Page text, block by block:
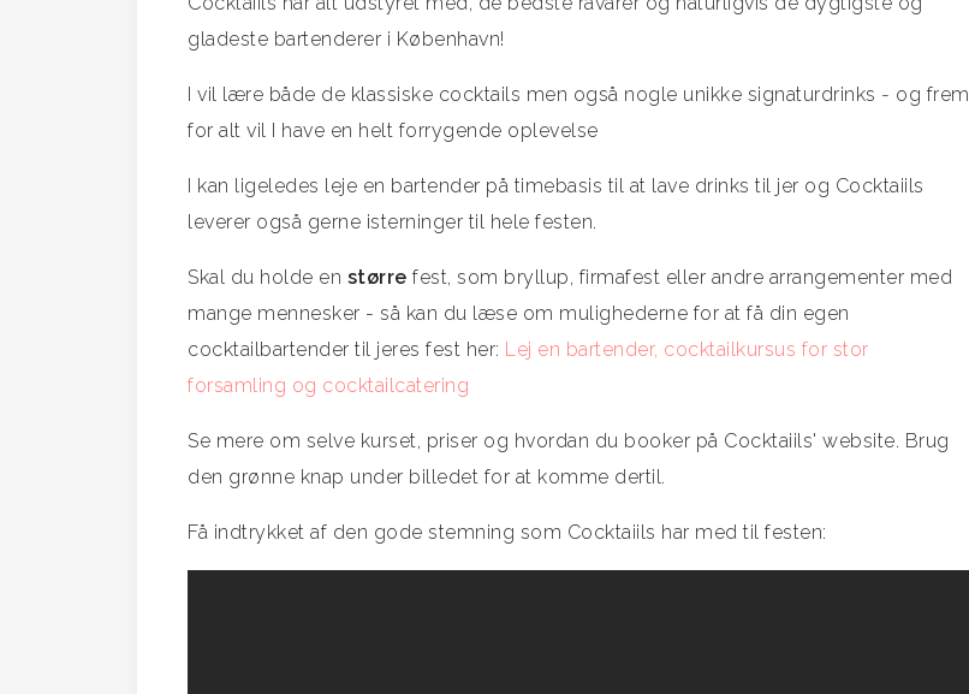
gladeste bartenderer i København!
I vil lære både de klassiske cocktails men også nogle unikke signaturdrinks - og frem
for alt vil I have en helt forrygende oplevelse
I kan ligeledes leje en bartender på timebasis til at lave drinks til jer og Cocktaiils
leverer også gerne isterninger til hele festen.
Skal du holde en større fest, som bryllup, firmafest eller andre arrangementer med
mange mennesker - så kan du læse om mulighederne for at få din egen
cocktailbartender til jeres fest her: Lej en bartender, cocktailkursus for stor
forsamling og cocktailcatering
Se mere om selve kurset, priser og hvordan du booker på Cocktaiils' website. Brug
den grønne knap under billedet for at komme dertil.
Få indtrykket af den gode stemning som Cocktaiils har med til festen: